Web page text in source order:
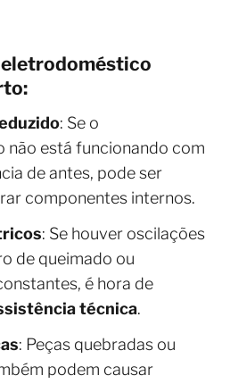
eletrodoméstico
: Se o
não está funcionando com
de antes, pode ser
componentes internos.
: Se houver oscilações
de queimado ou
é hora de
técnica.
: Peças quebradas ou
podem causar